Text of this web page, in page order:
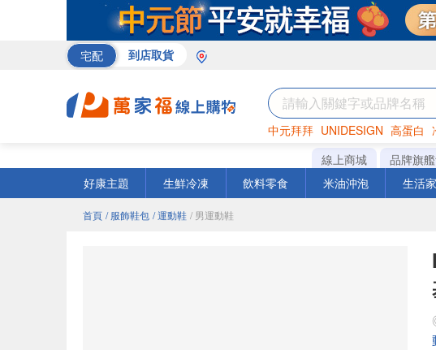
宅配 到店取貨
中元拜拜 UNIDESIGN 高蛋白
罐頭 海苔 洋芋片
線上商城 品牌旗
好康主題
生鮮冷凍 飲料零食 米油沖泡 生活
首頁 / 服飾鞋包 / 運動鞋 / 男運動鞋